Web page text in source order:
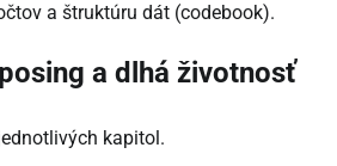
a štruktúru dát (codebook).
a dlhá životnosť
kapitol.